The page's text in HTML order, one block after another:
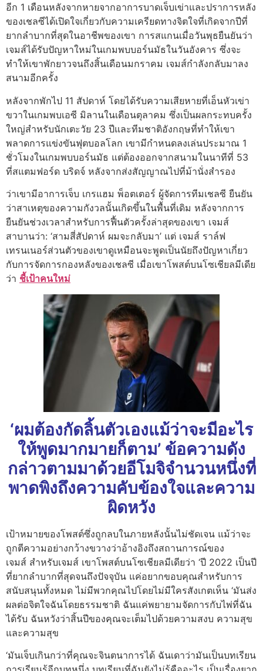
อีก 1 เดือนหลังจากหายจากอาการบาดเจ็บเข่าและปราการหลัง
ของเชลซีได้เปิดใจเกี่ยวกับความเครียดทางจิตใจที่เกิดจากปีที่
ยากลำบากที่สุดในอาชีพของเขา การสแกนเมื่อวันพุธยืนยันว่า
เจมส์ได้รับปัญหาใหม่ในเกมพบบอร์นมัธในวันอังคาร ซึ่งจะ
ทำให้เขาพักยาวจนถึงสิ้นเดือนมกราคม เจมส์กำลังกลับมาลง
สนามอีกครั้ง
หลังจากพักไป 11 สัปดาห์ โดยได้รับความเสียหายที่เอ็นหัวเข่า
ขวาในเกมพบเอซี มิลานในเดือนตุลาคม ซึ่งเป็นผลกระทบครั้ง
ใหญ่สำหรับนักเตะวัย 23 ปีและทีมชาติอังกฤษที่ทำให้เขา
พลาดการแข่งขันฟุตบอลโลก เขามีกำหนดลงเล่นประมาณ 1
ชั่วโมงในเกมพบบอร์นมัธ แต่ต้องออกจากสนามในนาทีที่ 53
ที่สแตมฟอร์ด บริดจ์ หลังจากส่งสัญญาณไปที่ม้านั่งสำรอง
ว่าเขามีอาการเจ็บ เกรแฮม พ็อตเตอร์ ผู้จัดการทีมเชลซี ยืนยัน
ว่าสาเหตุของความกังวลนั้นเกิดขึ้นในพื้นที่เดิม หลังจากการ
ยืนยันช่วงเวลาสำหรับการฟื้นตัวครั้งล่าสุดของเขา เจมส์
สาบานว่า: ‘สามสี่สัปดาห์ ผมจะกลับมา’ แต่ เจมส์ ราล์ฟ
เทรนเนอร์ส่วนตัวของเขาดูเหมือนจะพูดเป็นนัยถึงปัญหาเกี่ยว
กับการจัดการกองหลังของเชลซี เมื่อเขาโพสต์บนโซเชียลมีเดีย
ว่า ชี้เป้าคนใหม่
‘ผมต้องกัดลิ้นตัวเองแม้ว่าจะมีอะไร
ให้พูดมากมายก็ตาม’ ข้อความดัง
กล่าวตามมาด้วยอีโมจิจำนวนหนึ่งที่
พาดพิงถึงความคับข้องใจและความ
ผิดหวัง
เป้าหมายของโพสต์ซึ่งถูกลบในภายหลังนั้นไม่ชัดเจน แม้ว่าจะ
ถูกตีความอย่างกว้างขวางว่าอ้างอิงถึงสถานการณ์ของ
เจมส์ สำหรับเจมส์ เขาโพสต์บนโซเชียลมีเดียว่า ‘ปี 2022 เป็นปี
ที่ยากลำบากที่สุดจนถึงปัจจุบัน แค่อยากขอบคุณสำหรับการ
สนับสนุนทั้งหมด ไม่มีพวกคุณไปโดยไม่มีใครสังเกตเห็น ‘มันส่ง
ผลต่อจิตใจฉันโดยธรรมชาติ ฉันแค่พยายามจัดการกับไพ่ที่ฉัน
ได้รับ ฉันหวังว่าสิ้นปีของคุณจะเต็มไปด้วยความสงบ ความสุข
และความสุข
‘มันเจ็บเกินกว่าที่คุณจะจินตนาการได้ ฉันเดาว่ามันเป็นบทเรียน